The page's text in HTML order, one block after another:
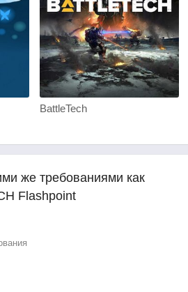
BattleTech
же требованиями как
Flashpoint